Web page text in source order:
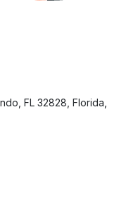
FL 32828, Florida,